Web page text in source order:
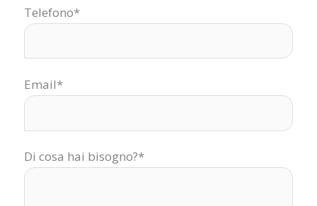
Telefono*
Email*
Di cosa hai bisogno?*